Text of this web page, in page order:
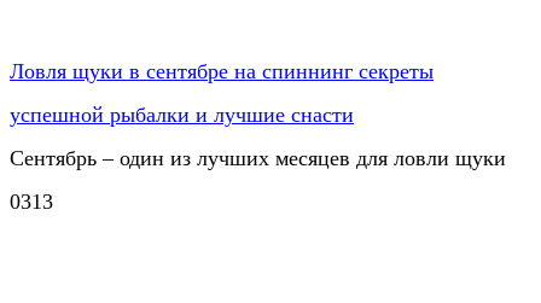
Ловля щуки в сентябре на спиннинг секреты
успешной рыбалки и лучшие снасти
Сентябрь – один из лучших месяцев для ловли щуки
0313